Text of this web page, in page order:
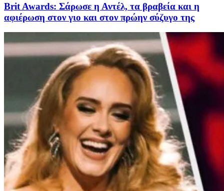
Brit Awards: Σάρωσε η Αντέλ, τα βραβεία και η
αφιέρωση στον γιο και στον πρώην σύζυγο της